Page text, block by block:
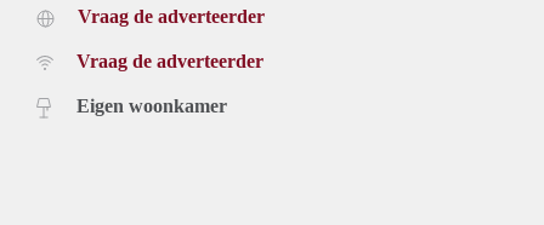
Vraag de adverteerder
Vraag de adverteerder
Eigen woonkamer